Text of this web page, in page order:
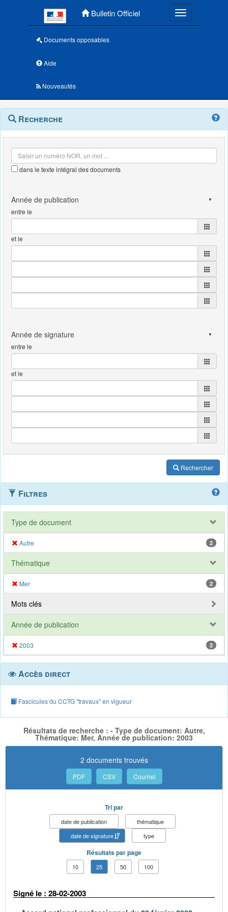
Bulletin Officiel Toggle
Documents opposables
Aide
Nouveautés
Navigation
outils
Menu
contextuel
Recherche
dans le texte intégral des documents
entre le
et le
entre le
et le
Rechercher
Filtres
Type de document
Autre 2
Thématique
Mer 2
Mots clés
Année de publication
2003 2
Accès direct
Fascicules du CCTG "travaux" en vigueur
Résultats de recherche : - Type de document: Autre,
Thématique: Mer, Année de publication: 2003
2 documents trouvés
PDF CSV Courriel
Tri par
date de publication
thématique
date de signature
type
Résultats par page
10 25 50 100
Signé le : 28-02-2003